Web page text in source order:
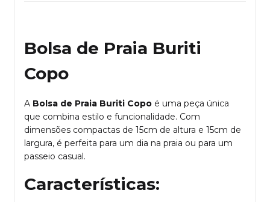
Bolsa de Praia Buriti
Copo
A Bolsa de Praia Buriti Copo é uma peça única
que combina estilo e funcionalidade. Com
dimensões compactas de 15cm de altura e 15cm de
largura, é perfeita para um dia na praia ou para um
passeio casual.
Características: